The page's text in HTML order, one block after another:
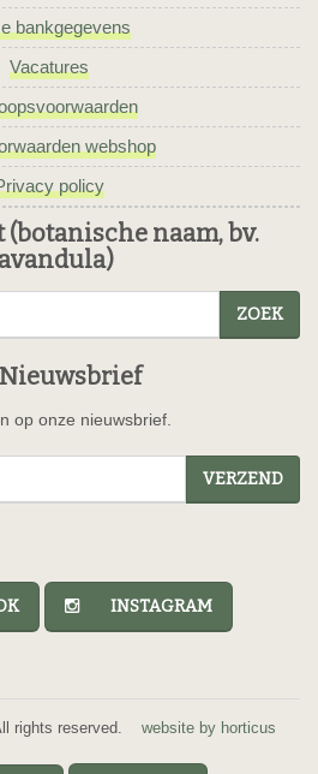
bankgegevens
Vacatures
webshop
policy
(botanische naam, bv.
ZOEK
Nieuwsbrief
op onze nieuwsbrief.
VERZEND
INSTAGRAM
rights reserved. website by horticus